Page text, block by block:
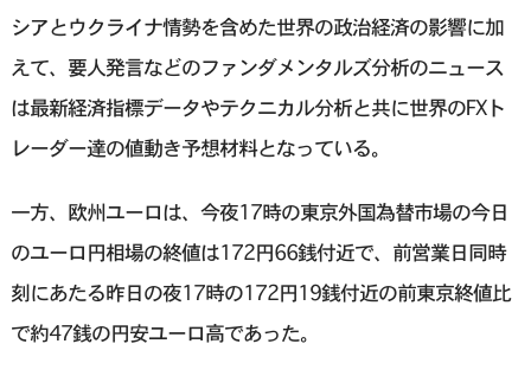
シアとウクライナ情勢を含めた世界の政治経済の影響に加
えて、要人発言などのファンダメンタルズ分析のニュース
は最新経済指標データやテクニカル分析と共に世界のFXト
レーダー達の値動き予想材料となっている。
一方、欧州ユーロは、今夜17時の東京外国為替市場の今日
のユーロ円相場の終値は172円66銭付近で、前営業日同時
刻にあたる昨日の夜17時の172円19銭付近の前東京終値比
で約47銭の円安ユーロ高であった。